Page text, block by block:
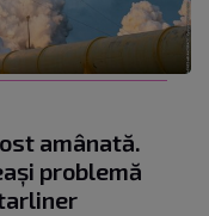
amânată.
problemă